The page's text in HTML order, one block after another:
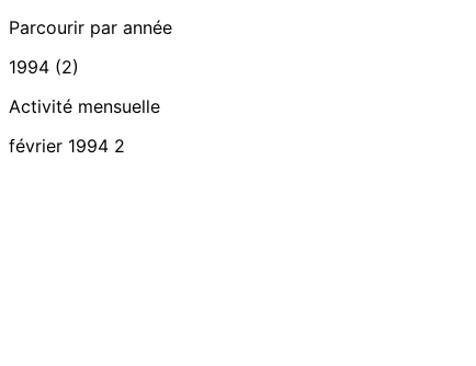
Parcourir par année
1994 (2)
Activité mensuelle
février 1994 2